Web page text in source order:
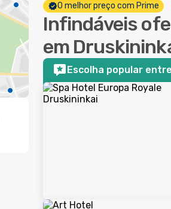
O melhor preço com Prime
Infindáveis
em
Escolha popular